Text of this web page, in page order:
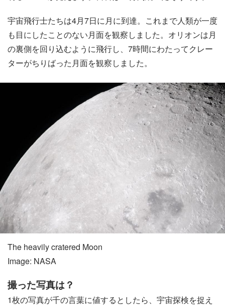
宇宙飛行士たちは4月7日に月に到達。これまで人類が一度
も目にしたことのない月面を観察しました。オリオンは月
の裏側を回り込むように飛行し、7時間にわたってクレー
ターがちりばった月面を観察しました。
The heavily cratered Moon
Image: NASA
撮った写真は？
1枚の写真が千の言葉に値するとしたら、宇宙探検を捉え